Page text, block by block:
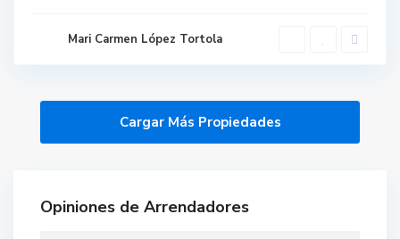
Mari Carmen López Tortola
Opiniones de Arrendadores